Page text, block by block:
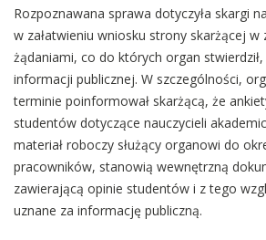
Rozpoznawana sprawa dotyczyła skargi
w załatwieniu wniosku strony skarżącej w
żądaniami, co do których organ
informacji publicznej. W szczególności,
terminie poinformował skarżącą, że
studentów dotyczące nauczycieli
materiał roboczy służący organowi do
pracowników, stanowią wewnętrzną
zawierającą opinie studentów i z tego
uznane za informację publiczną.